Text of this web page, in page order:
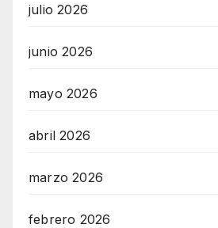
julio 2026
junio 2026
mayo 2026
abril 2026
marzo 2026
febrero 2026